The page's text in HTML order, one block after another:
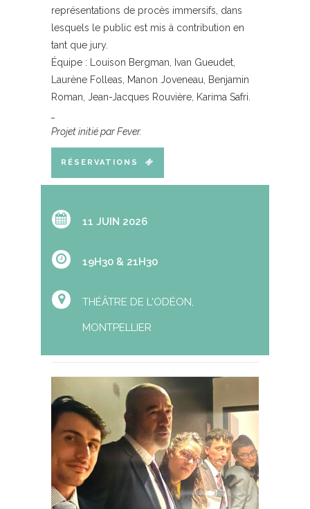
représentations de procès immersifs, dans
lesquels le public est mis à contribution en
tant que jury.
Équipe : Louison Bergman, Ivan Gueudet,
Laurène Folleas, Manon Joveneau, Benjamin
Roman, Jean-Jacques Rouvière, Karima Safri.
Projet initié par Fever.
RÉSERVATIONS
11 JUIN 2026
19H30 & 21H30
THÉÂTRE DE L'ODÉON,
MONTPELLIER